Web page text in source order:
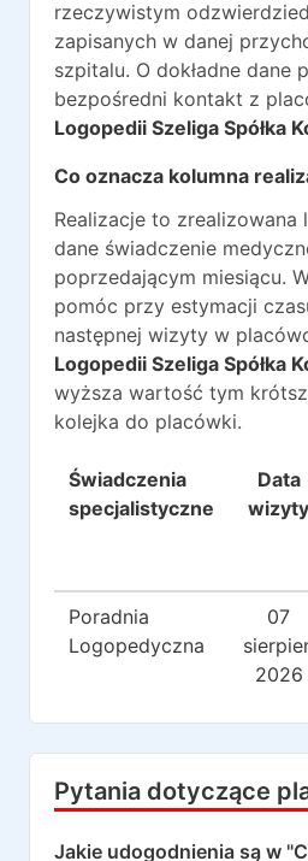
rzeczywistym
zapisanych w danej
szpitalu. O dokładne dane
bezpośredni kontakt z
Logopedii Szeliga Spółka
Co oznacza kolumna
Realizacje to zrealizowana
dane świadczenie
poprzedającym miesiącu.
pomóc przy estymacji
następnej wizyty w
Logopedii Szeliga Spółka
wyższa wartość tym
kolejka do placówki.
Świadczenia
specjalistyczne
Data
wizyty
Poradnia
Logopedyczna
07
2026
Pytania dotyczące
Jakie udogodnienia są w